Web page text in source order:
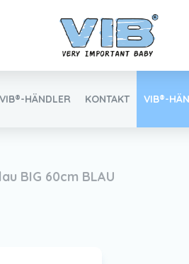
Einzelhandel
HÄNDLER KONTAKT VIB®-
BIG 60cm BLAU